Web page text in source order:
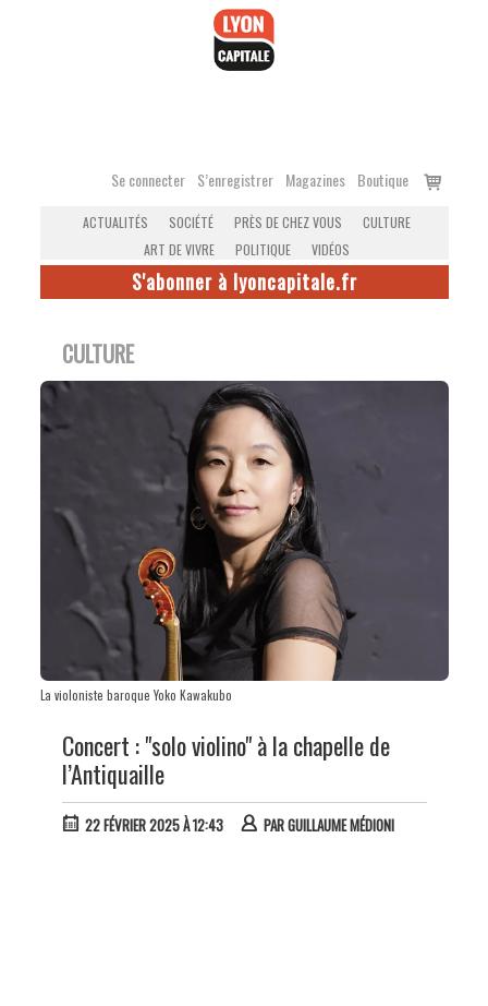
Se connecter S’enregistrer Magazines Boutique
Voir
ACTUALITÉS SOCIÉTÉ PRÈS DE CHEZ VOUS
CULTURE
ART DE VIVRE
POLITIQUE VIDÉOS
S'abonner à lyoncapitale.fr
CULTURE
La violoniste baroque Yoko Kawakubo
Concert : "solo violino" à la chapelle de
l’Antiquaille
22 FÉVRIER 2025 À 12:43 PARGUILLAUME MÉDIONI